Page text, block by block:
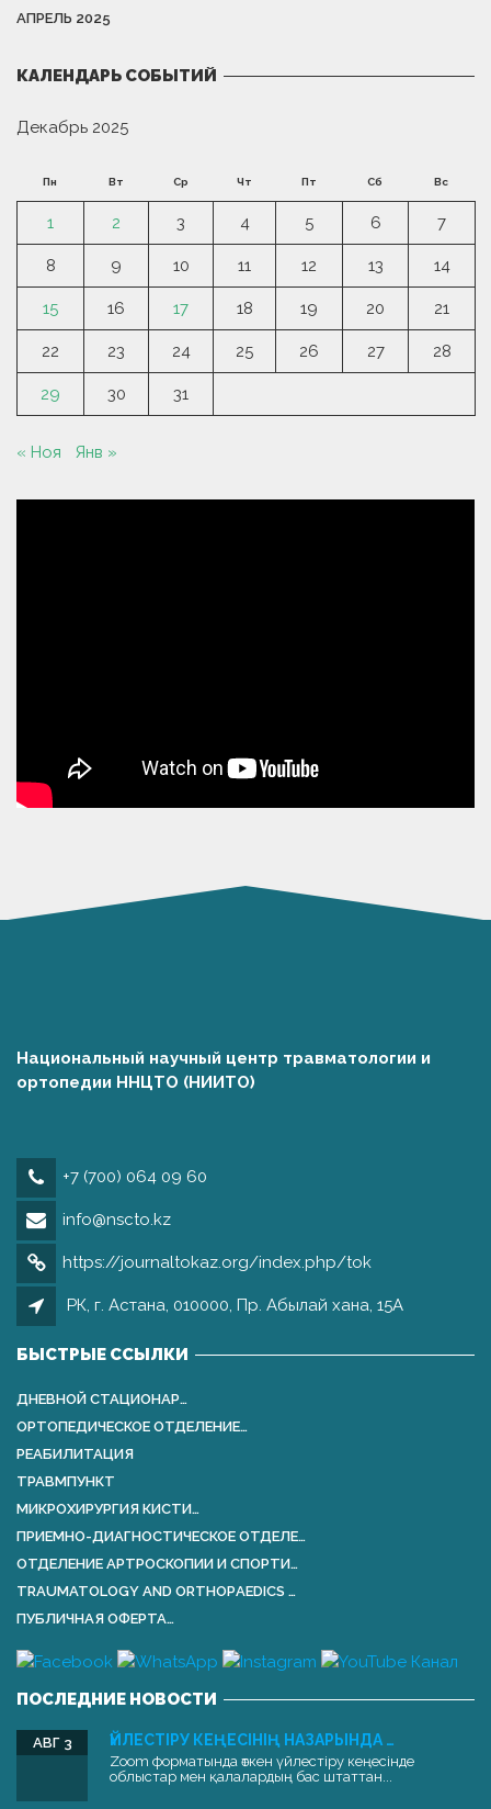
АПРЕЛЬ 2025
КАЛЕНДАРЬ СОБЫТИЙ
Декабрь 2025
Пн Вт Ср Чт Пт Сб Вс
1 2 3 4 5 6 7
8 9 10 11 12 13 14
15 16 17 18 19 20 21
22 23 24 25 26 27 28
29 30 31
« Ноя Янв »
Национальный научный центр травматологии и
ортопедии ННЦТО (НИИТО)
+7 (700) 064 09 60
info@nscto.kz
https://journaltokaz.org/index.php/tok
РК, г. Астана, 010000, Пр. Абылай хана, 15А
БЫСТРЫЕ ССЫЛКИ
ДНЕВНОЙ СТАЦИОНАР…
ОРТОПЕДИЧЕСКОЕ ОТДЕЛЕНИЕ…
РЕАБИЛИТАЦИЯ
ТРАВМПУНКТ
МИКРОХИРУРГИЯ КИСТИ…
ПРИЕМНО-ДИАГНОСТИЧЕСКОЕ ОТДЕЛЕ…
ОТДЕЛЕНИЕ АРТРОСКОПИИ И СПОРТИ…
TRAUMATOLOGY AND ORTHOPАEDICS …
ПУБЛИЧНАЯ ОФЕРТА…
ПОСЛЕДНИЕ НОВОСТИ
ҮЙЛЕСТІРУ КЕҢЕСІНІҢ НАЗАРЫНДА …
АВГ 3
Zoom форматында өткен үйлестіру кеңесінде
облыстар мен қалалардың бас штаттан...